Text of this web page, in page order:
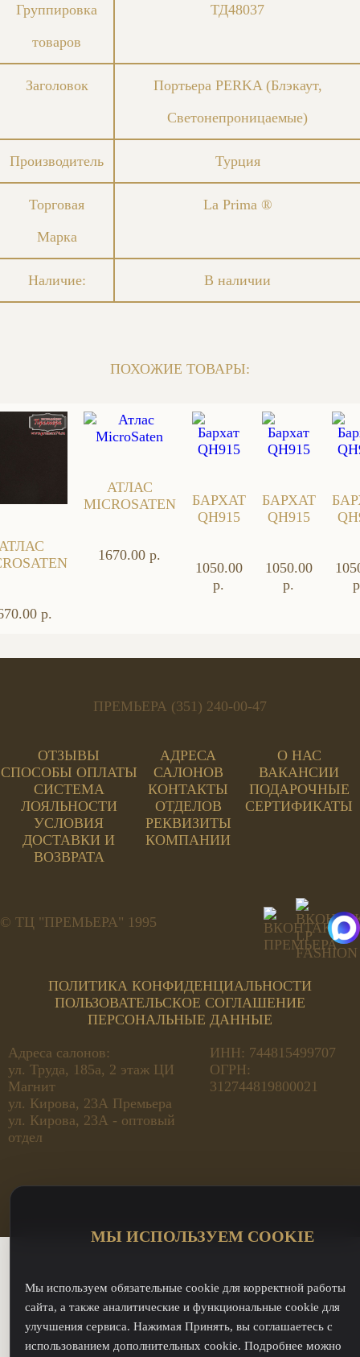
Группировка
товаров
ТД48037
Заголовок
Портьера PERKA (Блэкаут,
Светонепроницаемые)
Производитель Турция
Торговая
Марка
La Prima ®
Наличие: В наличии
ПОХОЖИЕ ТОВАРЫ:
р.
АТЛАС
MICROSATEN
1670.00 р.
БАРХАТ
QH915
1050.00
р.
БАРХАТ
QH915
1050.00
р.
ПРЕМЬЕРА (351) 240-00-47
ОТЗЫВЫ
СПОСОБЫ ОПЛАТЫ
СИСТЕМА
ЛОЯЛЬНОСТИ
УСЛОВИЯ
ДОСТАВКИ И
ВОЗВРАТА
АДРЕСА
САЛОНОВ
КОНТАКТЫ
ОТДЕЛОВ
РЕКВИЗИТЫ
КОМПАНИИ
О НАС
ВАКАНСИИ
ПОДАРОЧНЫЕ
СЕРТИФИКАТЫ
© ТЦ "ПРЕМЬЕРА" 1995
ПОЛИТИКА КОНФИДЕНЦИАЛЬНОСТИ
ПОЛЬЗОВАТЕЛЬСКОЕ СОГЛАШЕНИЕ
ПЕРСОНАЛЬНЫЕ ДАННЫЕ
Адреса салонов:
ул. Труда, 185а, 2 этаж ЦИ
Магнит
ул. Кирова, 23А Премьера
ул. Кирова, 23А - оптовый
отдел
ИНН: 744815499707
ОГРН:
312744819800021
МЫ ИСПОЛЬЗУЕМ COOKIE
Мы используем обязательные cookie для корректной работы
сайта, а также аналитические и функциональные cookie для
улучшения сервиса. Нажимая Принять, вы соглашаетесь с
использованием дополнительных cookie. Подробнее можно